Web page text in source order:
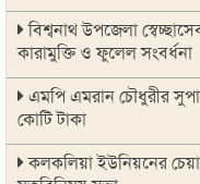
বিশ্বনাথ উপজেলা
কারামুক্তি ও ফুলেল সংবর্ধনা
এমপি এমরান চৌধুরীর
কোটি টাকা
কলকলিয়া ইউনিয়নের